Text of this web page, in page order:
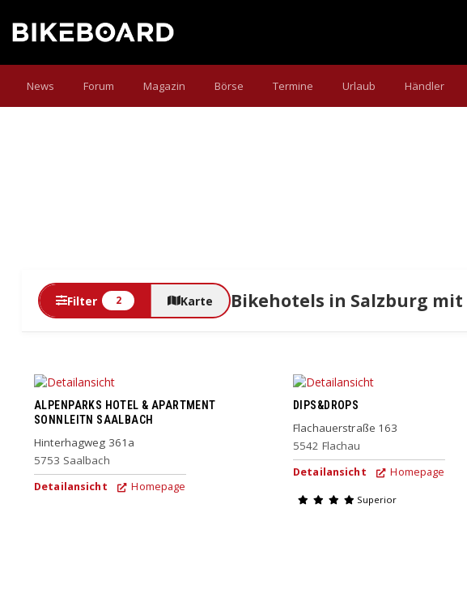
News Forum Magazin Börse Termine Urlaub Händler
Filter 2 Karte Bikehotels in Salzburg
ALPENPARKS HOTEL & APARTMENT
SONNLEITN SAALBACH
Hinterhagweg 361a
5753 Saalbach
Detailansicht Homepage
Superior
DIPS&DROPS
Flachauerstraße 163
5542 Flachau
Detailansicht Homepage